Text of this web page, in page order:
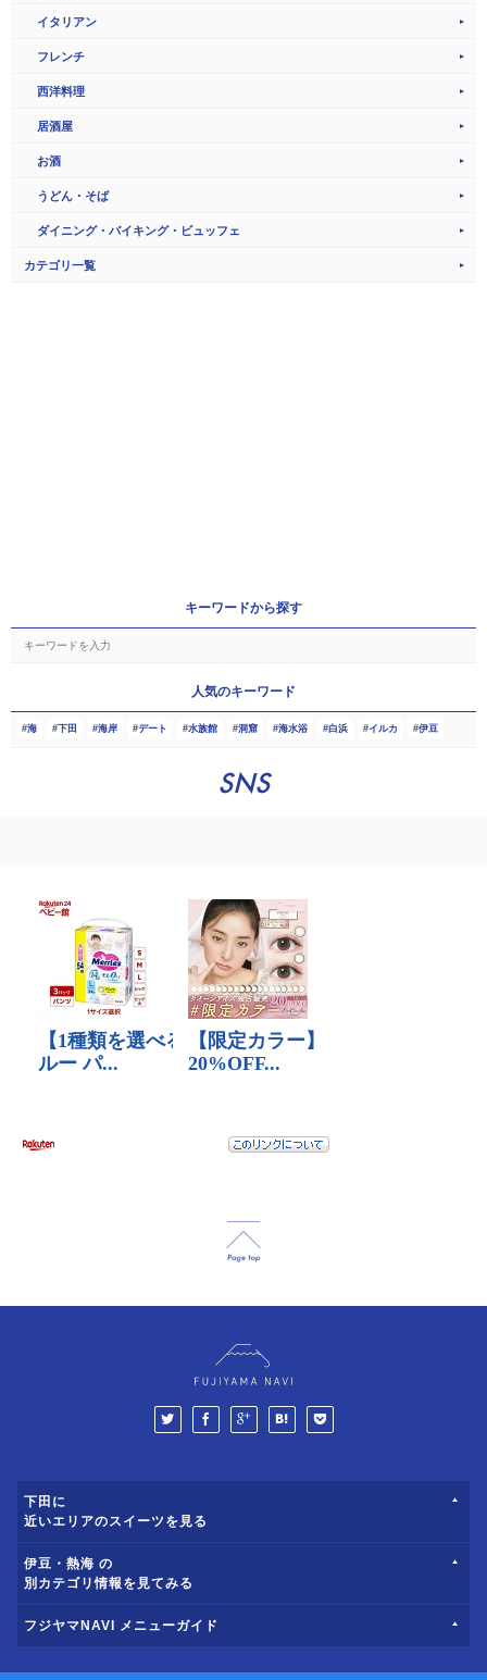
イタリアン
フレンチ
西洋料理
居酒屋
お酒
うどん・そば
ダイニング・バイキング・ビュッフェ
カテゴリ一覧
キーワードから探す
人気のキーワード
海 下田 海岸 デート 水族館 洞窟 海水浴 白浜 イルカ 伊豆
SNS
下田に
近いエリアのスイーツを見る
伊豆・熱海 の
別カテゴリ情報を見てみる
フジヤマNAVI メニューガイド